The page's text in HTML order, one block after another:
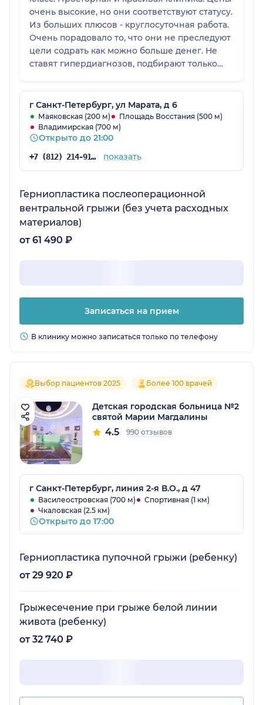
очень высокие, но они соответствуют статусу.
Из больших плюсов - круглосуточная работа.
Очень порадовало то, что они не преследуют
цели содрать как можно больше денег. Не
ставят гипердиагнозов, подбирают только
г Санкт-Петербург, ул Марата, д 6
Маяковская (200 м)
Площадь Восстания (500 м)
Владимирская (700 м)
Открыто до 21:00
+7 (812) 214-91-98 показать
Герниопластика послеоперационной
вентральной грыжи (без учета расходных
материалов)
от 61 490 ₽
Записаться на прием
В клинику можно записаться только по телефону
Выбор пациентов 2025 Более 100 врачей
Детская городская больница №2
святой Марии Магдалины
4.5 990 отзывов
г Санкт-Петербург, линия 2-я В.О., д 47
Василеостровская (700 м)
Спортивная (1 км)
Чкаловская (2.5 км)
Открыто до 17:00
Герниопластика пупочной грыжи (ребенку)
от 29 920 ₽
Грыжесечение при грыже белой линии
живота (ребенку)
от 32 740 ₽